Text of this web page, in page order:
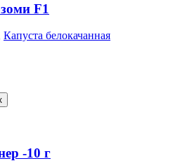
F1
Капуста белокачанная
-10 г